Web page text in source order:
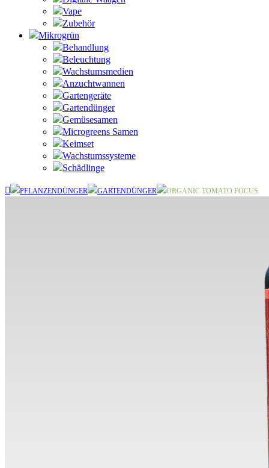
Vape
Zubehör
Mikrogrün
Behandlung
Beleuchtung
Wachstumsmedien
Anzuchtwannen
Gartengeräte
Gartendünger
Gemüsesamen
Microgreens Samen
Keimset
Wachstumssysteme
Schädlinge
PFLANZENDÜNGER GARTENDÜNGER ORGANIC TOMATO FOCUS